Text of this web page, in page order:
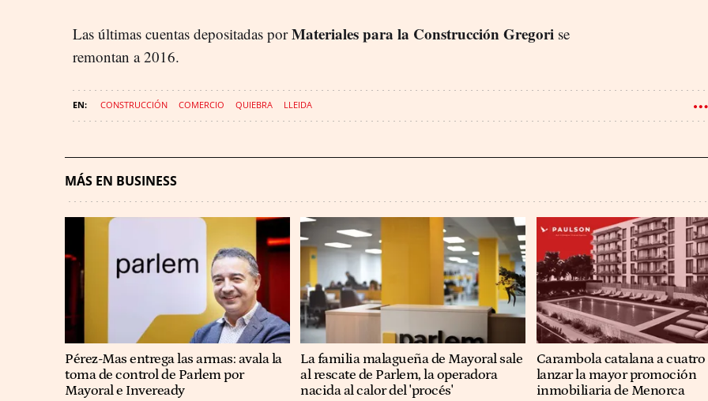
Las últimas cuentas depositadas porMateriales para la Construcción Gregori se
remontan a 2016.
CONSTRUCCIÓN COMERCIO QUIEBRA LLEIDA
MÁS EN BUSINESS
Pérez-Mas entrega las armas: avala la
toma de control de Parlem por
Mayoral e Inveready
La familia malagueña de Mayoral sale
al rescate de Parlem, la operadora
nacida al calor del 'procés'
Carambola catalana a cuatro
lanzar la mayor promoción
inmobiliaria de Menorca